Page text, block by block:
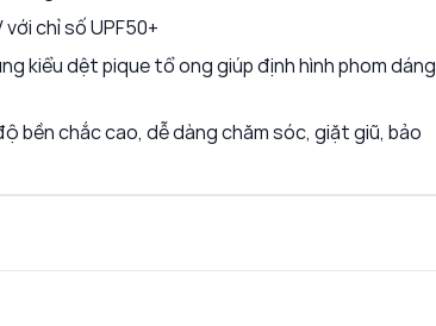
chỉ số UPF50+
kiểu dệt pique tổ ong giúp định hình phom dáng
bền chắc cao, dễ dàng chăm sóc, giặt giũ, bảo